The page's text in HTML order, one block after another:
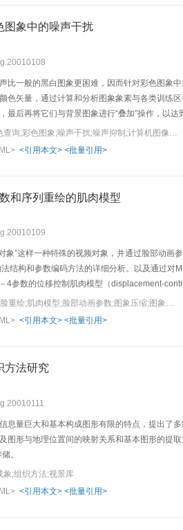
图象中的噪声干扰
比一般的黑白图象更困难，因而针对彩色图象
色矢量，通过计算和分析图象象素与各类训练
最后再将它们与背景图象进行“叠加”操作，以
景等组成的彩色图象的噪声抑制。
<引用本文> <批量引用>
和序列重绘的肌肉模型
象”这样一种特殊的视频对象，并通过脸部动
法结构和参数编码方法的详细分析。以及通过
4参数的位移控制肌肉模型（displacement-
关键词：MPEG－4;FAP;FDP;人脸重绘;肌肉模型;脸部动画参数;图象压缩;图象编码
<引用本文> <批量引用>
方法研究
息量巨大和基本构成图形有限的特点，提出了
图形与地理位置间的映射关系和基本图形的提
。
象;组织方法;视景库
<引用本文> <批量引用>